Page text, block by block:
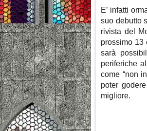
E’ infatti
suo debutto
rivista del
prossimo 13
sarà
periferiche
come “non
poter
migliore.